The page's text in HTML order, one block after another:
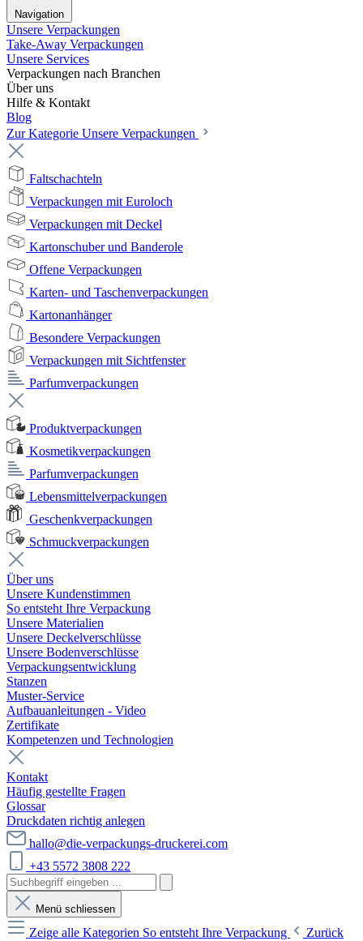
Navigation
Unsere Verpackungen
Take-Away Verpackungen
Unsere Services
Verpackungen nach Branchen
Über uns
Hilfe & Kontakt
Blog
Zur Kategorie Unsere Verpackungen
Faltschachteln
Verpackungen mit Euroloch
Verpackungen mit Deckel
Kartonschuber und Banderole
Offene Verpackungen
Karten- und Taschenverpackungen
Kartonanhänger
Besondere Verpackungen
Verpackungen mit Sichtfenster
Parfumverpackungen
Produktverpackungen
Kosmetikverpackungen
Parfumverpackungen
Lebensmittelverpackungen
Geschenkverpackungen
Schmuckverpackungen
Über uns
Unsere Kundenstimmen
So entsteht Ihre Verpackung
Unsere Materialien
Unsere Deckelverschlüsse
Unsere Bodenverschlüsse
Verpackungsentwicklung
Stanzen
Muster-Service
Aufbauanleitungen - Video
Zertifikate
Kompetenzen und Technologien
Kontakt
Häufig gestellte Fragen
Glossar
Druckdaten richtig anlegen
hallo@die-verpackungs-druckerei.com
+43 5572 3808 222
Menü schliessen
Zeige alle Kategorien So entsteht Ihre Verpackung
Zurück